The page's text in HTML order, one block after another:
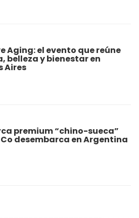
Aging: el evento que reúne
belleza y bienestar en
Aires
premium “chino-sueca”
Co desembarca en Argentina